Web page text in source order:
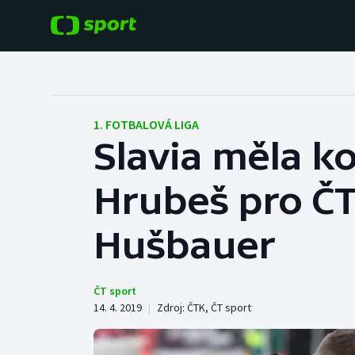
Hokej
Tenis
Atletika
Baseball a softbal
Basketbal
Biatlon
1. FOTBALOVÁ LIGA
Slavia měla
Hrubeš pro
Hušbauer
ČT sport
14. 4. 2019 | Zdroj: ČTK, ČT sport